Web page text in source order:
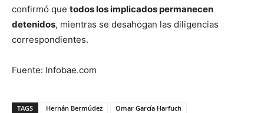
confirmó que todos los implicados permanecen
detenidos, mientras se desahogan las diligencias
correspondientes.
Fuente: Infobae.com
TAGS Hernán Bermúdez Omar García Harfuch